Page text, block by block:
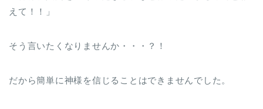
えて！！」
そう言いたくなりませんか・・・？！
だから簡単に神様を信じることはできませんでした。